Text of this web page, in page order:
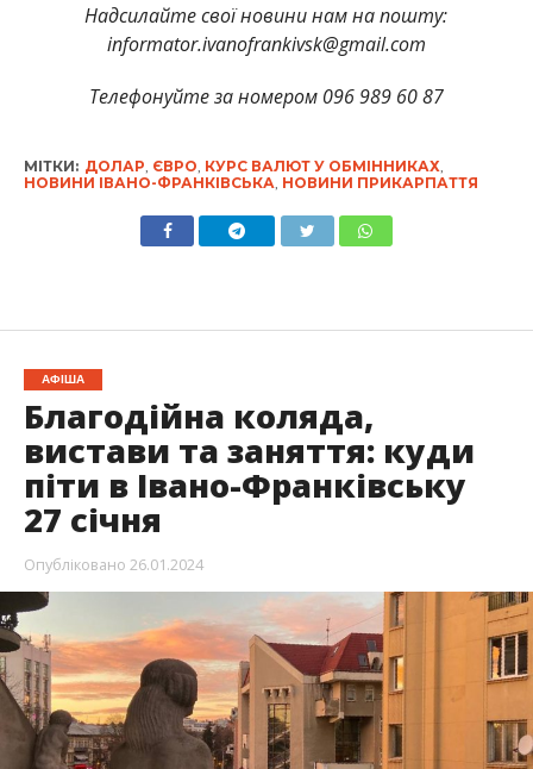
Надсилайте свої новини нам на пошту:
informator.ivanofrankivsk@gmail.com
Телефонуйте за номером 096 989 60 87
МІТКИ: ДОЛАР ЄВРО КУРС ВАЛЮТ У ОБМІННИКАХ
НОВИНИ ІВАНО-ФРАНКІВСЬКА НОВИНИ ПРИКАРПАТТЯ
АФІША
Благодійна коляда,
вистави та заняття: куди
піти в Івано-Франківську
27 січня
Опубліковано 26.01.2024